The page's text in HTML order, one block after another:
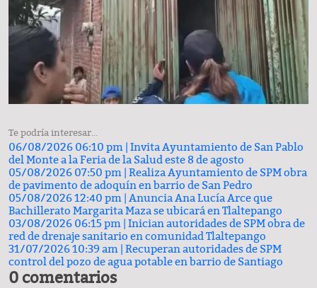
Te podría interesar...
06/08/2026 06:10 pm | Invita Ayuntamiento de San Pablo
del Monte a la Feria de la Salud este 8 de agosto
05/08/2026 07:50 pm | Realiza Ayuntamiento de SPM obra
de pavimento de adoquín en barrio de San Pedro
05/08/2026 12:40 pm | Anuncia Ana Lucía Arce que
Bachillerato Margarita Maza se ubicará en Tlaltepango
03/08/2026 06:15 pm | Inician autoridades de SPM obra de
red de drenaje sanitario en comunidad Tlaltepango
31/07/2026 10:39 am | Recuperan autoridades de SPM
control del pozo de agua potable en barrio de Santiago
0 comentarios